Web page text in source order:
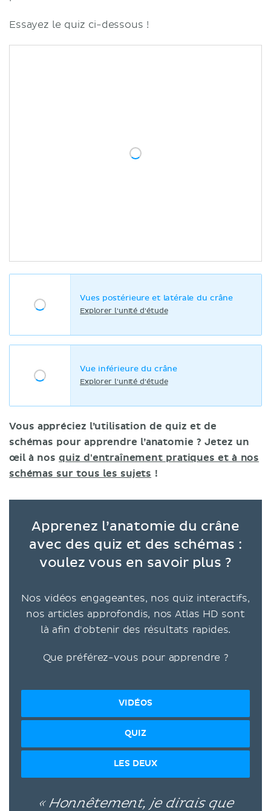
Essayez le quiz ci-dessous !
Vues postérieure et latérale du crâne
Explorer l'unité d'étude
Vue inférieure du crâne
Explorer l'unité d'étude
Vous appréciez l’utilisation de quiz et de
schémas pour apprendre l’anatomie ? Jetez un
œil à nosquiz d'entraînement pratiques et à nos
schémas sur tous les sujets !
Apprenez l’anatomie du crâne
avec des quiz et des schémas :
voulez vous en savoir plus ?
Nos vidéos engageantes, nos quiz interactifs,
nos articles approfondis, nos Atlas HD sont
là afin d'obtenir des résultats rapides.
Que préférez-vous pour apprendre ?
VIDÉOS
QUIZ
LES DEUX
« Honnêtement, je dirais que